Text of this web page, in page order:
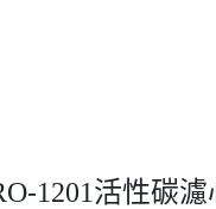
1201活性碳